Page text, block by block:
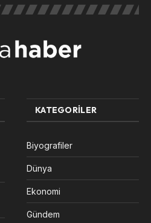
KATEGORILER
Biyografiler
Dünya
Ekonomi
Gündem